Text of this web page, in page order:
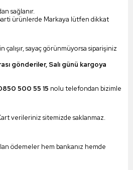
sağlanır.
ürünlerde Markaya lütfen dikkat
çalışır, sayaç görünmüyorsa siparişiniz
gönderiler, Salı günü kargoya
500 55 15 nolu telefondan bizimle
verileriniz sitemizde saklanmaz.
ödemeler hem bankanız hemde